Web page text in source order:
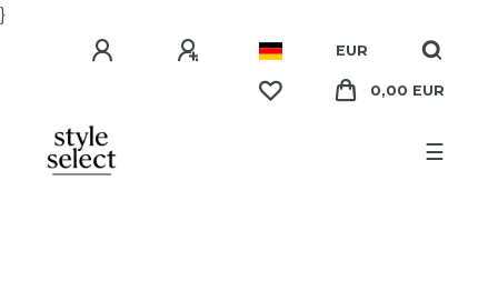
}
EUR
0,00 EUR
☰